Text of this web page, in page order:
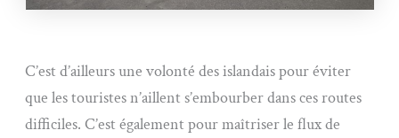
C’est d’ailleurs une volonté des islandais pour éviter
que les touristes n’aillent s’embourber dans ces routes
difficiles. C’est également pour maîtriser le flux de